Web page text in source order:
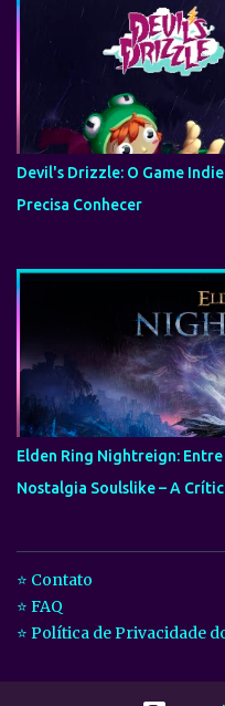
Devil's Drizzle: O Game
Precisa Conhecer
Elden Ring Nightreign:
Nostalgia Soulslike – A
⭐ Contato
⭐ FAQ
⭐ Política de Privacidade